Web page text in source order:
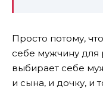
Просто потому,
себе мужчину
выбирает себе
и сына, и дочку, и